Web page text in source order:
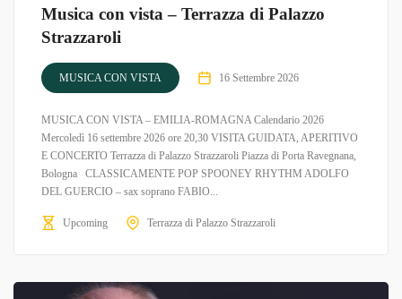
Musica con vista – Terrazza di Palazzo
Strazzaroli
MUSICA CON VISTA 16 Settembre 2026
MUSICA CON VISTA – EMILIA-ROMAGNA Calendario 2026
Mercoledì 16 settembre 2026 ore 20,30 VISITA GUIDATA, APERITIVO
E CONCERTO Terrazza di Palazzo Strazzaroli Piazza di Porta Ravegnana,
Bologna CLASSICAMENTE POP SPOONEY RHYTHM ADOLFO
DEL GUERCIO – sax soprano FABIO...
Upcoming Terrazza di Palazzo Strazzaroli